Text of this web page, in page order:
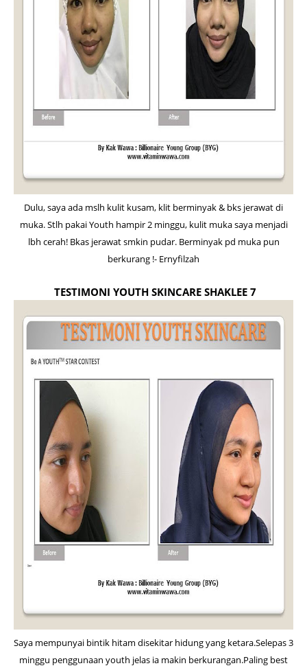
Dulu, saya ada mslh kulit kusam, klit berminyak & bks jerawat di
muka. Stlh pakai Youth hampir 2 minggu, kulit muka saya menjadi
lbh cerah! Bkas jerawat smkin pudar. Berminyak pd muka pun
berkurang !- Ernyfilzah
TESTIMONI YOUTH SKINCARE SHAKLEE 7
Saya mempunyai bintik hitam disekitar hidung yang ketara.Selepas 3
minggu penggunaan youth jelas ia makin berkurangan.Paling best